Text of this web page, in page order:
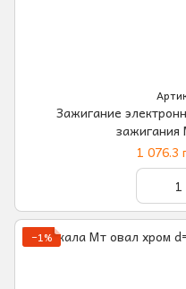
Зажигание
зажигания
1 076.3
−1%